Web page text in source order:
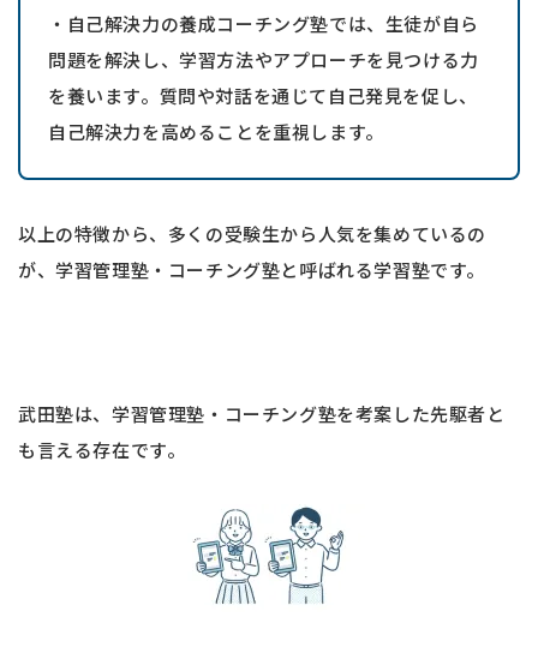
・自己解決力の養成コーチング塾では、生徒が自ら
問題を解決し、学習方法やアプローチを見つける力
を養います。質問や対話を通じて自己発見を促し、
自己解決力を高めることを重視します。
以上の特徴から、多くの受験生から人気を集めているの
が、学習管理塾・コーチング塾と呼ばれる学習塾です。
武田塾は、学習管理塾・コーチング塾を考案した先駆者と
も言える存在です。